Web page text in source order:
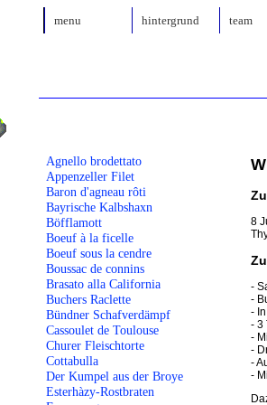
8
-
-
-
- 3
-
-
-
-
Agnello brodettato
Appenzeller Filet
Baron d'agneau rôti
Bayrische Kalbshaxn
Böfflamott
Boeuf à la ficelle
Boeuf sous la cendre
Boussac de connins
Brasato alla California
Buchers Raclette
Bündner Schafverdämpf
Cassoulet de Toulouse
Churer Fleischtorte
Cottabulla
Der Kumpel aus der Broye
Esterhàzy-Rostbraten
menu hintergrund team